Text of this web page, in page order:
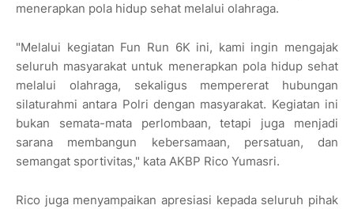
menerapkan pola hidup sehat melalui olahraga.
"Melalui kegiatan Fun Run 6K ini, kami ingin mengajak
seluruh masyarakat untuk menerapkan pola hidup sehat
melalui olahraga, sekaligus mempererat hubungan
silaturahmi antara Polri dengan masyarakat. Kegiatan ini
bukan semata-mata perlombaan, tetapi juga menjadi
sarana membangun kebersamaan, persatuan, dan
semangat sportivitas," kata AKBP Rico Yumasri.
Rico juga menyampaikan apresiasi kepada seluruh pihak